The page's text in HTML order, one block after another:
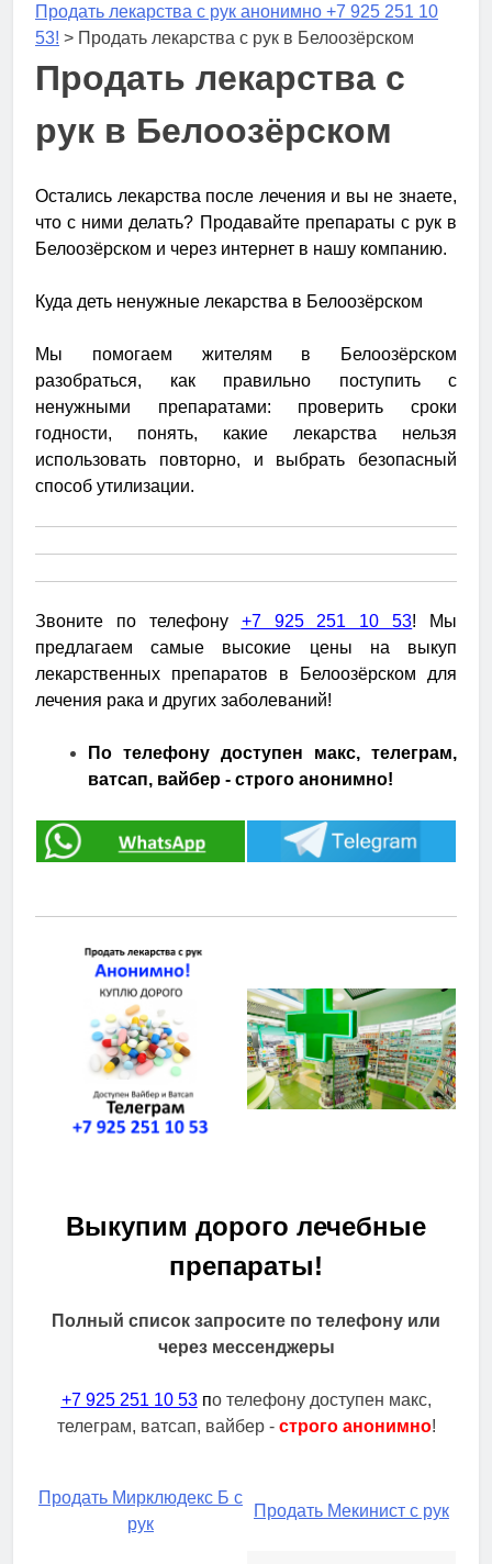
Продать лекарства с рук анонимно +7 925 251 10
53! > Продать лекарства с рук в Белоозёрском
Продать лекарства с
рук в Белоозёрском
Остались лекарства после лечения и вы не знаете,
что с ними делать? Продавайте препараты с рук в
Белоозёрском и через интернет в нашу компанию.
Куда деть ненужные лекарства в Белоозёрском
Мы помогаем жителям в Белоозёрском
разобраться, как правильно поступить с
ненужными препаратами: проверить сроки
годности, понять, какие лекарства нельзя
использовать повторно, и выбрать безопасный
способ утилизации.
Звоните по телефону +7 925 251 10 53! Мы
предлагаем самые высокие цены на выкуп
лекарственных препаратов в Белоозёрском для
лечения рака и других заболеваний!
По телефону доступен макс, телеграм,
ватсап, вайбер - строго анонимно!
Выкупим дорого лечебные
препараты!
Полный список запросите по телефону или
через мессенджеры
+7 925 251 10 53по телефону доступен макс,
телеграм, ватсап, вайбер - строго анонимно!
Продать Мирклюдекс Б с
рук
Продать Мекинист с рук